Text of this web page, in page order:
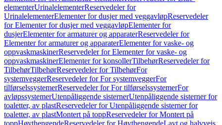
elementerUrinalelementerReservedeler for
UrinalelementerElementer for dusjer med veggavløpReservedeler
for Elementer for dusjer med veggavløpElementer for
dusjerElementer for armaturer og apparaterReservedeler for
Elementer for armaturer og apparaterElementer for vaske- og
oppvaskmaskinerReservedeler for Elementer for vaske- og
oppvaskmaskinerElementer for konsollerTilbehørReservedeler for
TilbehørTilbehørReservedeler for TilbehørFor
systemveggerReservedeler for For systemveggerFor
tilførselssystemerReservedeler for For tilførselssystemerFor
avløpssystemerUtenpåliggende sisternerUtenpåliggende sisterner for
toaletter, av plastReservedeler for Utenpåliggende sisterner for
toaletter, av plastMontert på toppReservedeler for Montert på
toppHøythengendeReservedeler for HøythengendeLavt og halvveis